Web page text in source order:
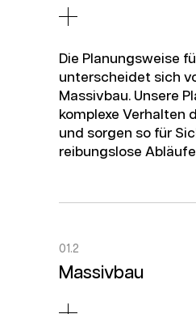
Die Planungsweise
unterscheidet sich
Massivbau. Unsere
komplexe Verhalten
und sorgen so für
reibungslose
01.2
Massivbau